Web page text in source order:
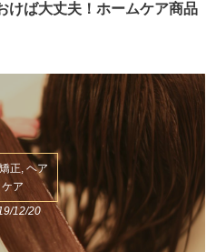
けば大丈夫！ホームケア商品
正, ヘア
ケア
12/20